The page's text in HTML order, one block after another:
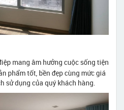
mang âm hưởng cuộc sống tiện
phẩm tốt, bền đẹp cùng mức giá
sử dụng của quý khách hàng.